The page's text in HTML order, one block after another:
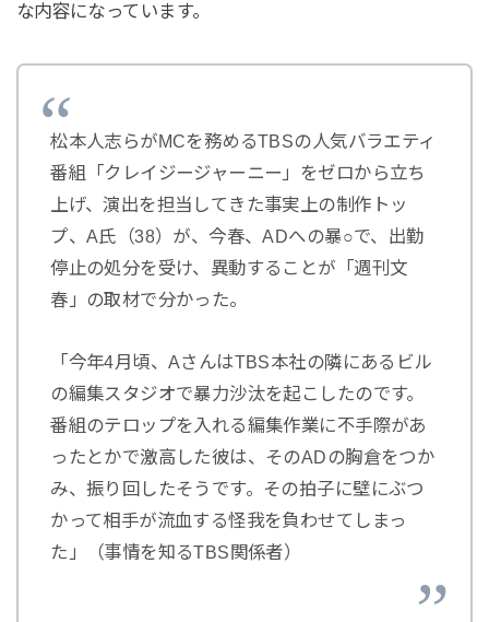
な内容になっています。
松本人志らがMCを務めるTBSの人気バラエティ
番組「クレイジージャーニー」をゼロから立ち
上げ、演出を担当してきた事実上の制作トッ
プ、A氏（38）が、今春、ADへの暴○で、出勤
停止の処分を受け、異動することが「週刊文
春」の取材で分かった。
「今年4月頃、AさんはTBS本社の隣にあるビル
の編集スタジオで暴力沙汰を起こしたのです。
番組のテロップを入れる編集作業に不手際があ
ったとかで激高した彼は、そのADの胸倉をつか
み、振り回したそうです。その拍子に壁にぶつ
かって相手が流血する怪我を負わせてしまっ
た」（事情を知るTBS関係者）